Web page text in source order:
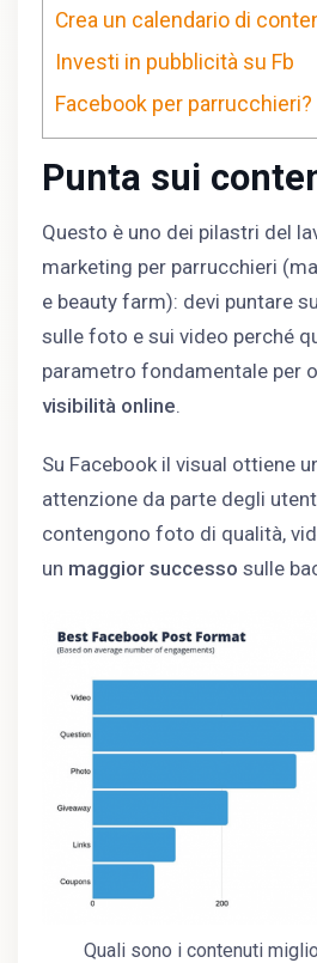
Crea un calendario di
Investi in pubblicità su Fb
Facebook per parrucchieri?
Punta sui
Questo è uno dei pilastri del
marketing per parrucchieri
e beauty farm): devi puntare
sulle foto e sui video perché
parametro fondamentale per
visibilità online.
Su Facebook il visual ottiene
attenzione da parte degli
contengono foto di qualità,
un maggior successo sulle
Quali sono i contenuti